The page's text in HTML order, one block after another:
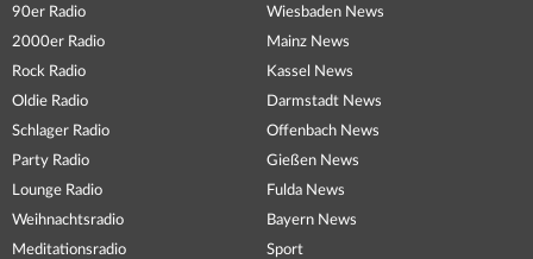
90er Radio
2000er Radio
Rock Radio
Oldie Radio
Schlager Radio
Party Radio
Lounge Radio
Weihnachtsradio
Meditationsradio
Wiesbaden News
Mainz News
Kassel News
Darmstadt News
Offenbach News
Gießen News
Fulda News
Bayern News
Sport